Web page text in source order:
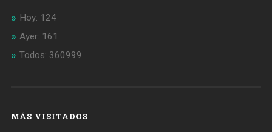
Hoy: 124
Ayer: 161
Todos: 360999
MÁS VISITADOS